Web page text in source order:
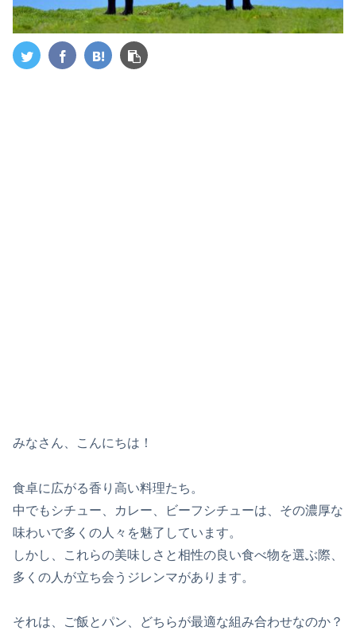
みなさん、こんにちは！
食卓に広がる香り高い料理たち。
中でもシチュー、カレー、ビーフシチューは、その濃厚な
味わいで多くの人々を魅了しています。
しかし、これらの美味しさと相性の良い食べ物を選ぶ際、
多くの人が立ち会うジレンマがあります。
それは、ご飯とパン、どちらが最適な組み合わせなのか？